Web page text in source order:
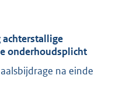
onderhoudsplicht
na einde